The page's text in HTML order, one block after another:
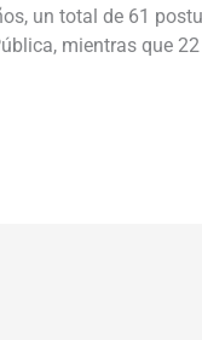
un total de 61
mientras que